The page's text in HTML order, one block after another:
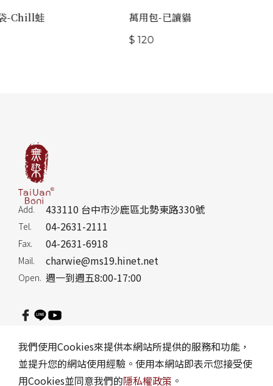
-Chill蛙 萬用包-已讀貓
$ 120
Add. 433110 台中市沙鹿區北勢東路330號
Tel. 04-2631-2111
Fax. 04-2631-6918
Mail. charwie@ms19.hinet.net
Open. 週一到週五8:00-17:00
隱私權政策訂購說明網站地圖Reader Version
Copyright © 洽維企業股份有限公司. Design byCREATOP.
我們使用Cookies來提供本網站所提供的服務和功能，
並提升您的網站使用經驗。使用本網站即表示您接受使
用Cookies並同意我們的隱私權政策 。